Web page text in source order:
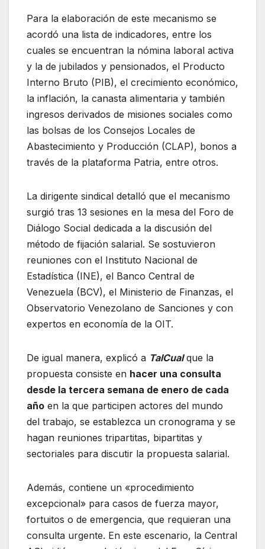
Para la elaboración de este mecanismo se
acordó una lista de indicadores, entre los
cuales se encuentran la nómina laboral activa
y la de jubilados y pensionados, el Producto
Interno Bruto (PIB), el crecimiento económico,
la inflación, la canasta alimentaria y también
ingresos derivados de misiones sociales como
las bolsas de los Consejos Locales de
Abastecimiento y Producción (CLAP), bonos a
través de la plataforma Patria, entre otros.
La dirigente sindical detalló que el mecanismo
surgió tras 13 sesiones en la mesa del Foro de
Diálogo Social dedicada a la discusión del
método de fijación salarial. Se sostuvieron
reuniones con el Instituto Nacional de
Estadística (INE), el Banco Central de
Venezuela (BCV), el Ministerio de Finanzas, el
Observatorio Venezolano de Sanciones y con
expertos en economía de la OIT.
De igual manera, explicó a TalCualque la
propuesta consiste en hacer una consulta
desde la tercera semana de enero de cada
año en la que participen actores del mundo
del trabajo, se establezca un cronograma y se
hagan reuniones tripartitas, bipartitas y
sectoriales para discutir la propuesta salarial.
Además, contiene un «procedimiento
excepcional» para casos de fuerza mayor,
fortuitos o de emergencia, que requieran una
consulta urgente. En este escenario, la Central